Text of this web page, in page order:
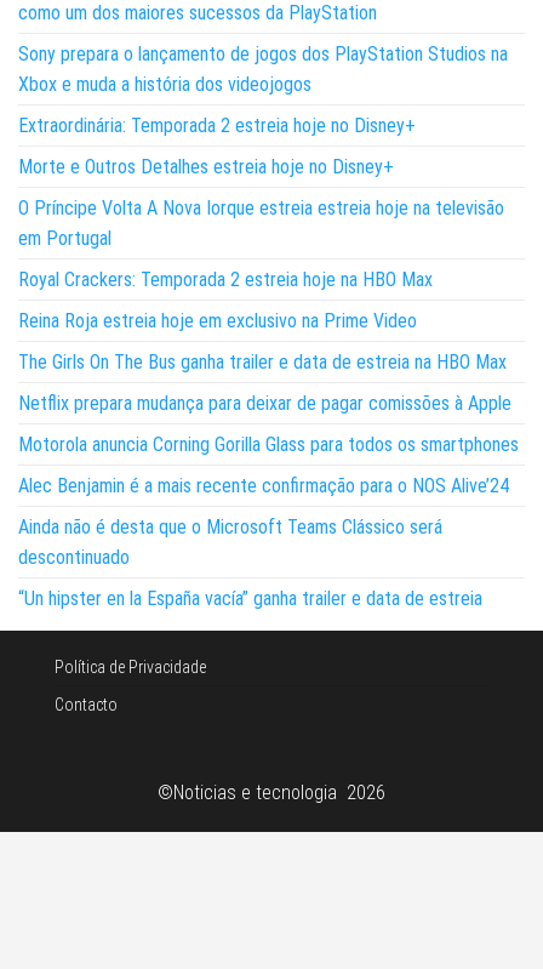
como um dos maiores sucessos da PlayStation
Sony prepara o lançamento de jogos dos PlayStation Studios na
Xbox e muda a história dos videojogos
Extraordinária: Temporada 2 estreia hoje no Disney+
Morte e Outros Detalhes estreia hoje no Disney+
O Príncipe Volta A Nova Iorque estreia estreia hoje na televisão
em Portugal
Royal Crackers: Temporada 2 estreia hoje na HBO Max
Reina Roja estreia hoje em exclusivo na Prime Video
The Girls On The Bus ganha trailer e data de estreia na HBO Max
Netflix prepara mudança para deixar de pagar comissões à Apple
Motorola anuncia Corning Gorilla Glass para todos os smartphones
Alec Benjamin é a mais recente confirmação para o NOS Alive’24
Ainda não é desta que o Microsoft Teams Clássico será
descontinuado
“Un hipster en la España vacía” ganha trailer e data de estreia
Política de Privacidade
Contacto
©Noticias e tecnologia 2026